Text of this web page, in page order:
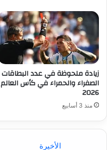
زيادة ملحوظة في عدد البطاقات
الصفراء والحمراء في كأس العالم
2026
منذ 3 أسابيع
الأخيرة